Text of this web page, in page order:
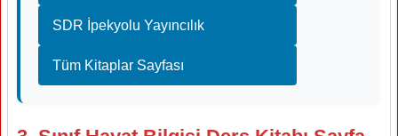
SDR İpekyolu Yayıncılık
Tüm Kitaplar Sayfası